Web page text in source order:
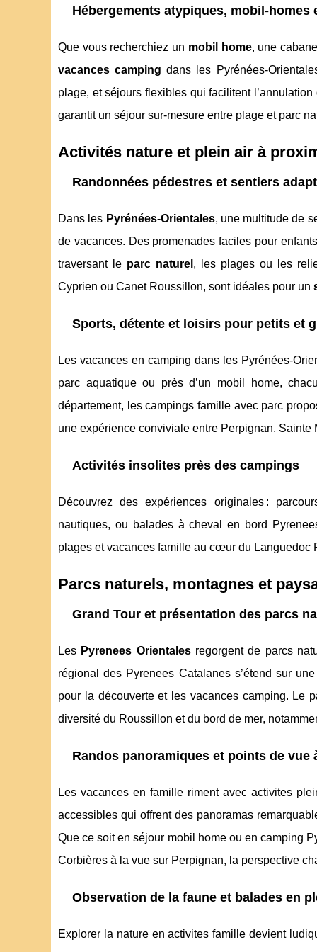
Hébergements atypiques, mobil-homes
Que vous recherchiez un mobil home, une
vacances camping dans les Pyrénées-
plage, et séjours flexibles qui facilitent
garantit un séjour sur-mesure entre plage et parc
Activités nature et plein air à
Randonnées pédestres et sentiers
Dans les Pyrénées-Orientales, une multitude de
de vacances. Des promenades faciles pour
traversant le parc naturel , les plages ou les
Cyprien ou Canet Roussillon, sont idéales pour un
Sports, détente et loisirs pour petits et
Les vacances en camping dans les Pyrénées-
parc aquatique ou près d’un mobil home,
département, les campings famille avec parc
une expérience conviviale entre Perpignan, Sainte
Activités insolites près des campings
Découvrez des expériences originales :
nautiques, ou balades à cheval en bord
plages et vacances famille au cœur du Languedoc
Parcs naturels, montagnes et
Grand Tour et présentation des parcs
Les Pyrenees Orientalesregorgent de parcs
régional des Pyrenees Catalanes s’étend sur
pour la découverte et les vacances camping. Le
diversité du Roussillon et du bord de mer,
Randos panoramiques et points de vue
Les vacances en famille riment avec activites
accessibles qui offrent des panoramas
Que ce soit en séjour mobil home ou en camping
Corbières à la vue sur Perpignan, la perspective
Observation de la faune et balades en
Explorer la nature en activites famille devient